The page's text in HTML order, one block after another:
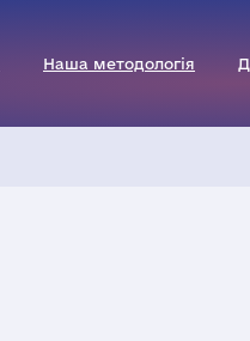
Наша методологія